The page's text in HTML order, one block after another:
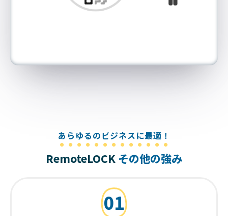
あらゆるのビジネスに最適！
RemoteLOCK その他の強み
01